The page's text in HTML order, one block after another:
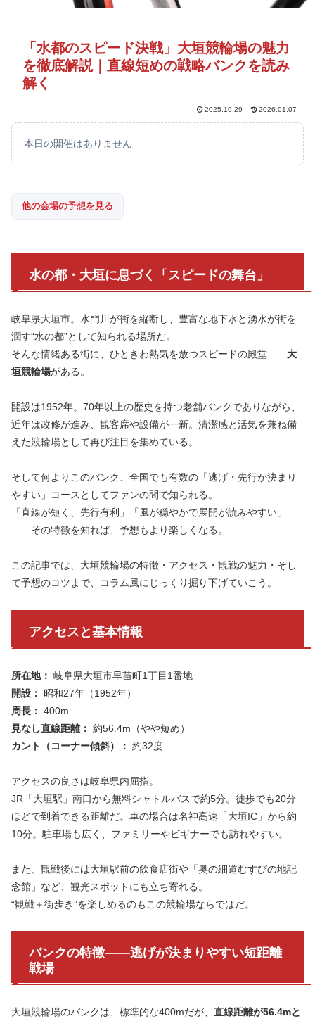
「水都のスピード決戦」大垣競輪場の魅力
を徹底解説｜直線短めの戦略バンクを読み
解く
2025.10.29 2026.01.07
本日の開催はありません
他の会場の予想を見る
水の都・大垣に息づく「スピードの舞台」
岐阜県大垣市。水門川が街を縦断し、豊富な地下水と湧水が街を
潤す“水の都”として知られる場所だ。
そんな情緒ある街に、ひときわ熱気を放つスピードの殿堂――大
垣競輪場がある。
開設は1952年。70年以上の歴史を持つ老舗バンクでありながら、
近年は改修が進み、観客席や設備が一新。清潔感と活気を兼ね備
えた競輪場として再び注目を集めている。
そして何よりこのバンク、全国でも有数の「逃げ・先行が決まり
やすい」コースとしてファンの間で知られる。
「直線が短く、先行有利」「風が穏やかで展開が読みやすい」
――その特徴を知れば、予想もより楽しくなる。
この記事では、大垣競輪場の特徴・アクセス・観戦の魅力・そし
て予想のコツまで、コラム風にじっくり掘り下げていこう。
アクセスと基本情報
所在地： 岐阜県大垣市早苗町1丁目1番地
開設：
昭和27年（1952年）
周長： 400m
見なし直線距離： 約56.4m（やや短め）
カント（コーナー傾斜）： 約32度
アクセスの良さは岐阜県内屈指。
JR「大垣駅」南口から無料シャトルバスで約5分。徒歩でも20分
ほどで到着できる距離だ。車の場合は名神高速「大垣IC」から約
10分。駐車場も広く、ファミリーやビギナーでも訪れやすい。
また、観戦後には大垣駅前の飲食店街や「奥の細道むすびの地記
念館」など、観光スポットにも立ち寄れる。
“観戦＋街歩き”を楽しめるのもこの競輪場ならではだ。
バンクの特徴――逃げが決まりやすい短距離
戦場
大垣競輪場のバンクは、標準的な400mだが、 直線距離が56.4mと